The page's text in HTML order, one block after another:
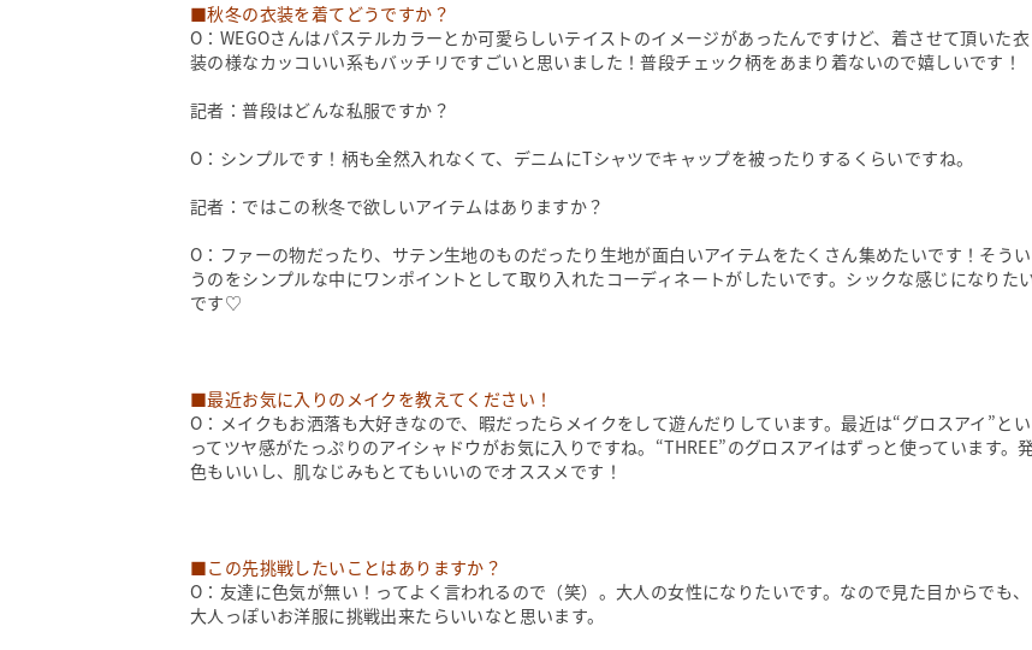
■秋冬の衣装を着てどうですか？
O：WEGOさんはパステルカラーとか可愛らしいテイストのイメージがあったんですけど、着させて頂いた衣
装の様なカッコいい系もバッチリですごいと思いました！普段チェック柄をあまり着ないので嬉しいです！
記者：普段はどんな私服ですか？
O：シンプルです！柄も全然入れなくて、デニムにTシャツでキャップを被ったりするくらいですね。
記者：ではこの秋冬で欲しいアイテムはありますか？
O：ファーの物だったり、サテン生地のものだったり生地が面白いアイテムをたくさん集めたいです！そうい
うのをシンプルな中にワンポイントとして取り入れたコーディネートがしたいです。シックな感じになりた
です♡
■最近お気に入りのメイクを教えてください！
O：メイクもお洒落も大好きなので、暇だったらメイクをして遊んだりしています。最近は“グロスアイ”とい
ってツヤ感がたっぷりのアイシャドウがお気に入りですね。“THREE”のグロスアイはずっと使っています。
色もいいし、肌なじみもとてもいいのでオススメです！
■この先挑戦したいことはありますか？
O：友達に色気が無い！ってよく言われるので（笑）。大人の女性になりたいです。なので見た目からでも、
大人っぽいお洋服に挑戦出来たらいいなと思います。